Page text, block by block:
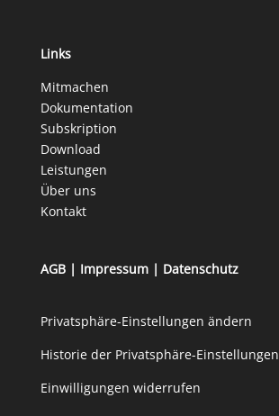
Links
Mitmachen
Dokumentation
Subskription
Download
Leistungen
Über uns
Kontakt
AGB| Impressum| Datenschutz
Privatsphäre-Einstellungen ändern
Historie der Privatsphäre-Einstellungen
Einwilligungen widerrufen